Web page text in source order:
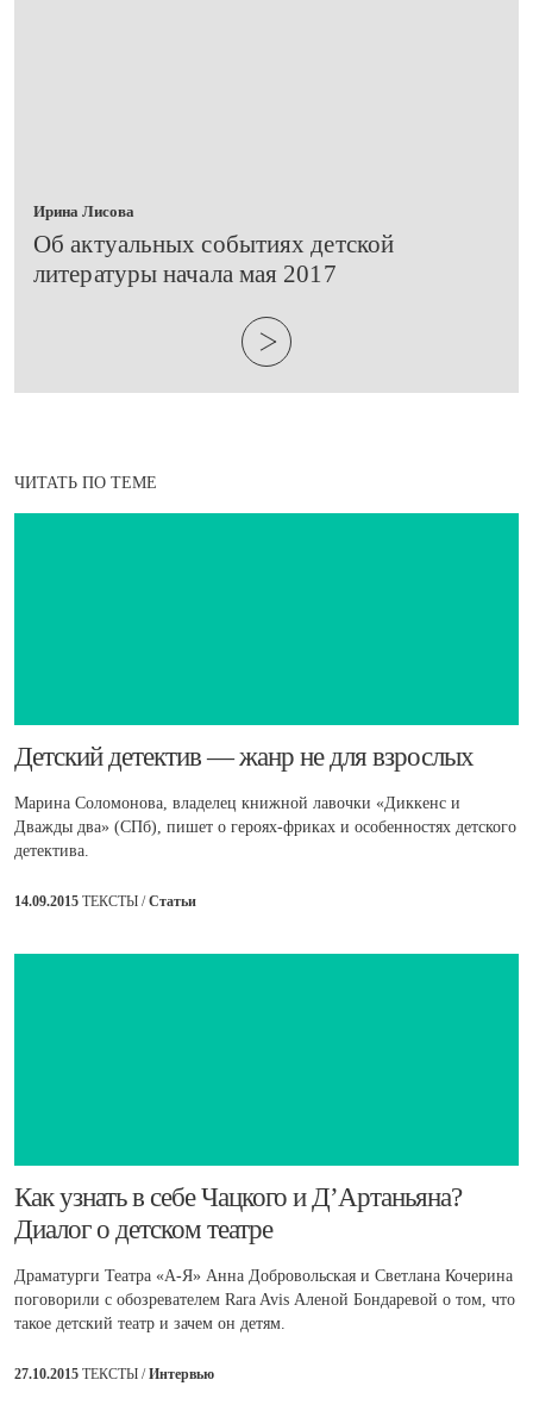
Ирина Лисова
​Об актуальных событиях детской
литературы начала мая 2017
ЧИТАТЬ ПО ТЕМЕ
Детский детектив — жанр не для взрослых
Марина Соломонова, владелец книжной лавочки «Диккенс и
Дважды два» (СПб), пишет о героях-фриках и особенностях детского
детектива.
14.09.2015 ТЕКСТЫ /Статьи
​Как узнать в себе Чацкого и Д’Артаньяна?
Диалог о детском театре
Драматурги Театра «А-Я» Анна Добровольская и Светлана Кочерина
поговорили с обозревателем Rara Avis Аленой Бондаревой о том, что
такое детский театр и зачем он детям.
27.10.2015 ТЕКСТЫ /Интервью